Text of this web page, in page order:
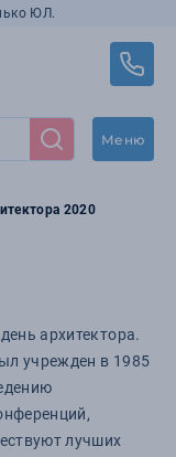
ЮЛ.
Меню
2020
архитектора.
учрежден в 1985
лучших